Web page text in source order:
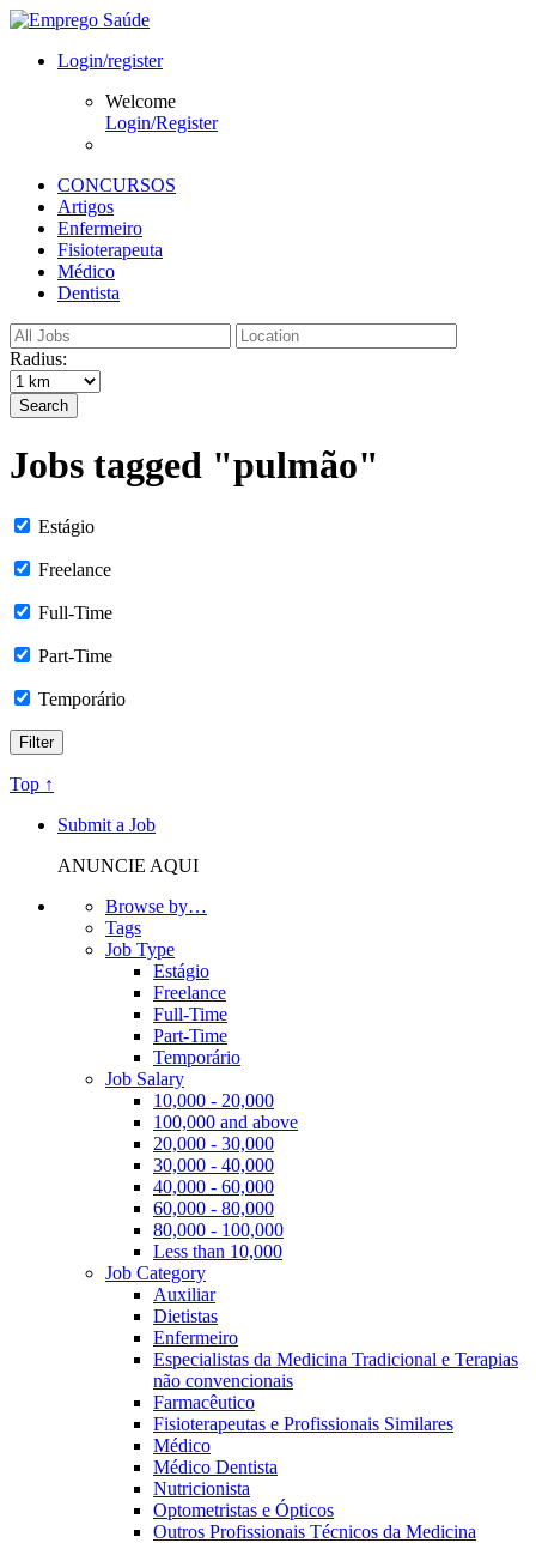
Login/register
Welcome
Login/Register
CONCURSOS
Artigos
Enfermeiro
Fisioterapeuta
Médico
Dentista
Radius:
Search
Jobs tagged "pulmão"
Estágio
Freelance
Full-Time
Part-Time
Temporário
Top ↑
Submit a Job
ANUNCIE AQUI
Browse by…
Tags
Job Type
Estágio
Freelance
Full-Time
Part-Time
Temporário
Job Salary
10,000 - 20,000
100,000 and above
20,000 - 30,000
30,000 - 40,000
40,000 - 60,000
60,000 - 80,000
80,000 - 100,000
Less than 10,000
Job Category
Auxiliar
Dietistas
Enfermeiro
Especialistas da Medicina Tradicional e Terapias
não convencionais
Farmacêutico
Fisioterapeutas e Profissionais Similares
Médico
Médico Dentista
Nutricionista
Optometristas e Ópticos
Outros Profissionais Técnicos da Medicina